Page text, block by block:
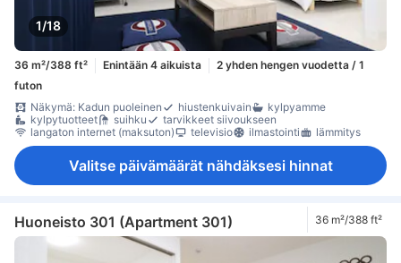
1/18
36 m²/388 ft² Enintään 4 aikuista
2 yhden hengen vuodetta / 1
futon
Näkymä: Kadun puoleinen
hiustenkuivain
kylpyamme
kylpytuotteet
suihku
tarvikkeet siivoukseen
langaton internet (maksuton)
televisio ilmastointi lämmitys
Valitse päivämäärät nähdäksesi hinnat
Huoneisto 301 (Apartment 301) 36 m²/388 ft²